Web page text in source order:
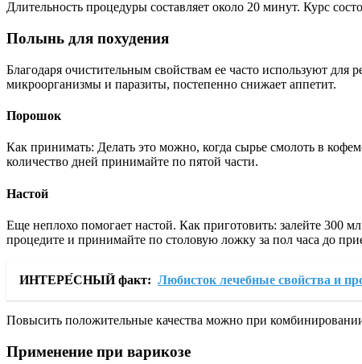
Длительность процедуры составляет около 20 минут. Курс
Полынь для похудения
Благодаря очистительным свойствам ее часто используют
микроорганизмы и паразиты, постепенно снижает аппетит.
Порошок
Как принимать: Делать это можно, когда сырье смолоть в
количество дней принимайте по пятой части.
Настой
Еще неплохо помогает настой. Как приготовить: залейте 300
процедите и принимайте по столовую ложку за пол часа до
ИНТЕРЕ́СНЫЙ факт: Любисток лечебные свойства и
Повысить положительные качества можно при
Применение при варикозе